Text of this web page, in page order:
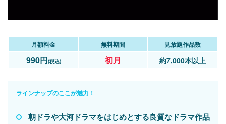
月額料金 無料期間 見放題作品数
990円(税込) 初月 約7,000本以上
ラインナップのここが魅力！
朝ドラや大河ドラマをはじめとする良質なドラマ作品